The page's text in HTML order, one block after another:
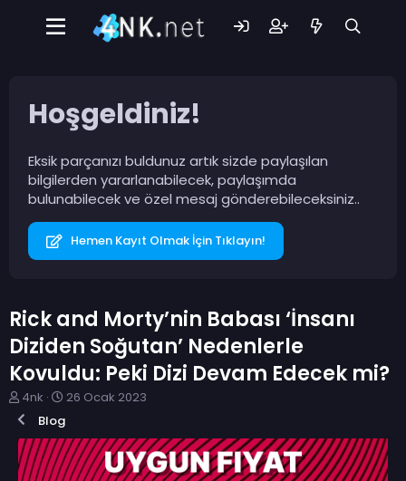
Hoşgeldiniz!
Eksik parçanızı buldunuz artık sizde paylaşılan
bilgilerden yararlanabilecek, paylaşımda
bulunabilecek ve özel mesaj gönderebileceksiniz..
Hemen Kayıt Olmak İçin Tıklayın!
Rick and Morty’nin Babası ‘İnsanı
Diziden Soğutan’ Nedenlerle
Kovuldu: Peki Dizi Devam Edecek mi?
K
o
n
b
u
4nk
B
l
a
26 Ocak 2023
Blog